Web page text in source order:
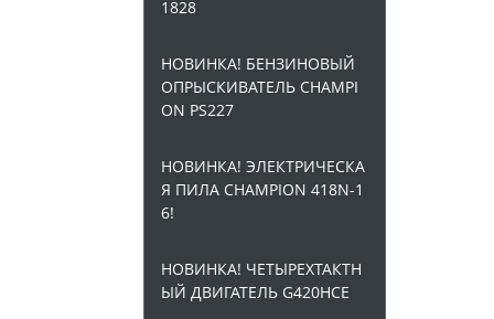
1828
НОВИНКА! БЕНЗИНОВЫЙ
ОПРЫСКИВАТЕЛЬ CHAMPI
ON PS227
НОВИНКА! ЭЛЕКТРИЧЕСКА
Я ПИЛА CHAMPION 418N-1
6!
НОВИНКА! ЧЕТЫРЕХТАКТН
ЫЙ ДВИГАТЕЛЬ G420HCE